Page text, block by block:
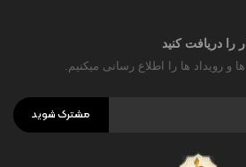
را دریافت کنید
و رویداد ها را اطلاع رسانی میکنیم.
مشترک شوید